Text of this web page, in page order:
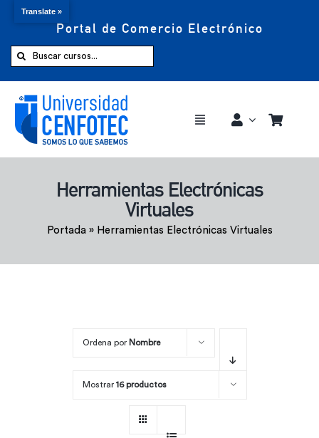
Portal de Comercio Electrónico
Buscar:
Toggle
Comprar ahora
Herramientas Electrónicas
Virtuales
Portada» Herramientas Electrónicas Virtuales
Ordena por Nombre
Mostrar 16 productos
Translate »